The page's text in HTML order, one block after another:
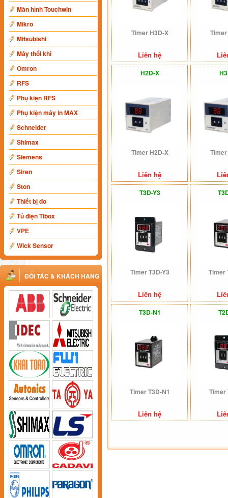
Màn hình Touchwin
Mikro
Mitsubishi
Máy thổi khí
Omron
RFS
Phụ kiện RFS
Phụ kiện máy in MAX
Schneider
Shimax
Siemens
Siren
Ston
Thiết bị đo
Tủ điện Tibox
VPE
Wick Sensor
ĐỐI TÁC & KHÁCH HÀNG
Timer H3D-X
Liên hệ
H2D-X
Timer H2D-X
Liên hệ
T3D-Y3
Timer T3D-Y3
Liên hệ
Timer
T3D-N1
Timer T3D-N1
Liên hệ
Timer